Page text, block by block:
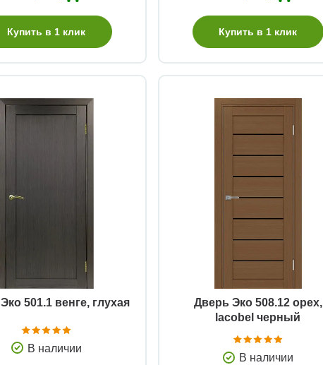
Купить в 1 клик Купить в 1 клик
501.1 венге, глухая
В наличии
Дверь Эко 508.12 орех,
lacobel черный
В наличии